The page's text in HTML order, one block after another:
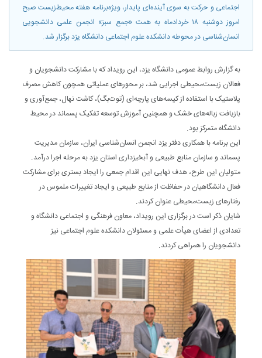
اجتماعی و حرکت به سوی آینده‌ای پایدار، ویژه‌برنامه هفته محیط‌زیست صبح
امروز دوشنبه ۱۸ خردادماه به همت «جمع سبز» انجمن علمی دانشجویی
انسان‌شناسی در محوطه دانشکده علوم اجتماعی دانشگاه یزد برگزار شد.
به گزارش روابط عمومی دانشگاه یزد، این رویداد که با مشارکت دانشجویان و
فعالان زیست‌محیطی اجرایی شد، بر محورهای عملیاتی همچون کاهش مصرف
پلاستیک با استفاده از کیسه‌های پارچه‌ای (توت‌بگ)، کاشت نهال، جمع‌آوری و
بازیافت زباله‌های خشک و همچنین آموزش توسعه تفکیک پسماند در محیط
دانشگاه متمرکز بود.
این برنامه با همکاری دفتر یزد انجمن انسان‌شناسی ایران، سازمان مدیریت
پسماند و سازمان منابع طبیعی و آبخیزداری استان یزد به مرحله اجرا درآمد.
متولیان این طرح، هدف نهایی این اقدام جمعی را ایجاد بستری برای مشارکت
فعال دانشگاهیان در حفاظت از منابع طبیعی و ایجاد تغییرات ملموس در
رفتارهای زیست‌محیطی عنوان کردند.
شایان ذکر است در برگزاری این رویداد، معاون فرهنگی و اجتماعی دانشگاه و
تعدادی از اعضای هیأت علمی و مسئولان دانشکده علوم اجتماعی نیز
دانشجویان را همراهی کردند.